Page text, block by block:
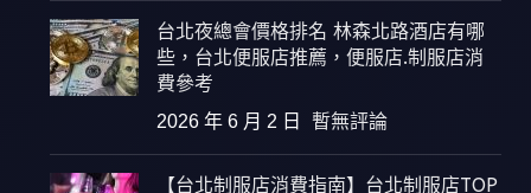
台北夜總會價格排名 林森北路酒店有哪
些，台北便服店推薦，便服店.制服店消
費參考
2026 年 6 月 2 日 暫無評論
【台北制服店消費指南】台北制服店TOP